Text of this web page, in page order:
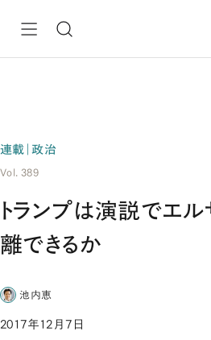
連載｜政治
Vol. 389
トランプは演説でエル
離できるか
池内恵
2017年12月7日